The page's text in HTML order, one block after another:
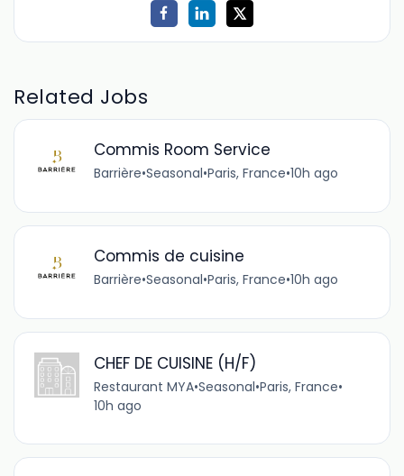
Related Jobs
Commis Room Service
Barrière•Seasonal•Paris, France•10h ago
Commis de cuisine
Barrière•Seasonal•Paris, France•10h ago
CHEF DE CUISINE (H/F)
Restaurant MYA•Seasonal•Paris, France•
10h ago